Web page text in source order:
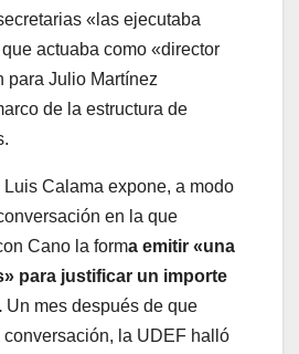
«las ejecutaba
actuaba como «director
para Julio Martínez
de la estructura de
Luis Calama expone, a modo
en la que
Cano la forma emitir «una
para justificar un importe
Un mes después de que
la UDEF halló